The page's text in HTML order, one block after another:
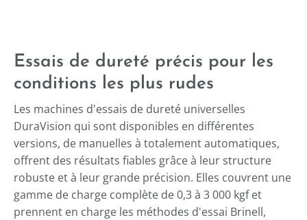
Essais de dureté précis pour les
conditions les plus rudes
Les machines d'essais de dureté universelles
DuraVision qui sont disponibles en différentes
versions, de manuelles à totalement automatiques,
offrent des résultats fiables grâce à leur structure
robuste et à leur grande précision. Elles couvrent une
gamme de charge complète de 0,3 à 3 000 kgf et
prennent en charge les méthodes d'essai Brinell,